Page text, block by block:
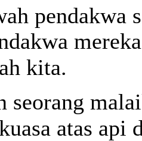
pendakwa
kita.
seorang
atas api